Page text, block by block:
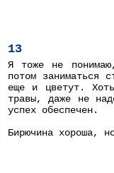
13
Я тоже не
потом заниматься
еще и цветут.
травы, даже не
успех обеспечен.
Бирючина хороша,